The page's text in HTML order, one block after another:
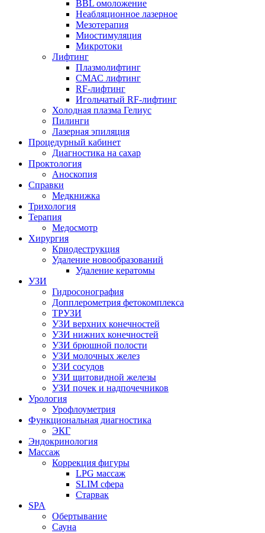
BBL омоложение
Неабляционное лазерное
Мезотерапия
Миостимуляция
Микротоки
Лифтинг
Плазмолифтинг
СМАС лифтинг
RF-лифтинг
Игольчатый RF-лифтинг
Холодная плазма Гелиус
Пилинги
Лазерная эпиляция
Процедурный кабинет
Диагностика на сахар
Проктология
Аноскопия
Справки
Медкнижка
Трихология
Терапия
Медосмотр
Хирургия
Криодеструкция
Удаление новообразований
Удаление кератомы
УЗИ
Гидросонография
Допплерометрия фетокомплекса
ТРУЗИ
УЗИ верхних конечностей
УЗИ нижних конечностей
УЗИ брюшной полости
УЗИ молочных желез
УЗИ сосудов
УЗИ щитовидной железы
УЗИ почек и надпочечников
Урология
Урофлоуметрия
Функциональная диагностика
ЭКГ
Эндокринология
Массаж
Коррекция фигуры
LPG массаж
SLIM сфера
Старвак
SPA
Обертывание
Сауна